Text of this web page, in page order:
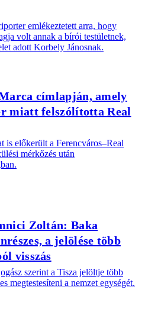
emlékeztetett arra, hogy
volt annak a bírói testületnek,
adott Korbely Jánosnak.
címlapján, amely
miatt felszólította Real
is előkerült a Ferencváros–Real
mérkőzés után
Zoltán: Baka
a jelölése több
visszás
szerint a Tisza jelöltje több
megtestesíteni a nemzet egységét.